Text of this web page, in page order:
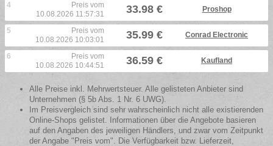
4
Preis vom
10.08.2026 11:57:31
33.98 € Proshop
5
Preis vom
10.08.2026 10:03:01
35.99 € Conrad Electronic
6
Preis vom
10.08.2026 10:44:51
36.59 € Kaufland
Alle Preise inkl. Mehrwertsteuer. Alle gelisteten Anbieter sind
Unternehmen (§ 5b Abs. 1 Nr. 6 UWG).
Im Preisvergleich sind sehr wahrscheinlich nicht alle existierenden
Online-Shops gelistet. Informationen über die Angebote basieren
auf den Angaben des jeweiligen Händlers, und zwar vom Zeitpunkt
der Angabe "Preis vom". Die Verfügbarkeit bzw. Lieferzeit,